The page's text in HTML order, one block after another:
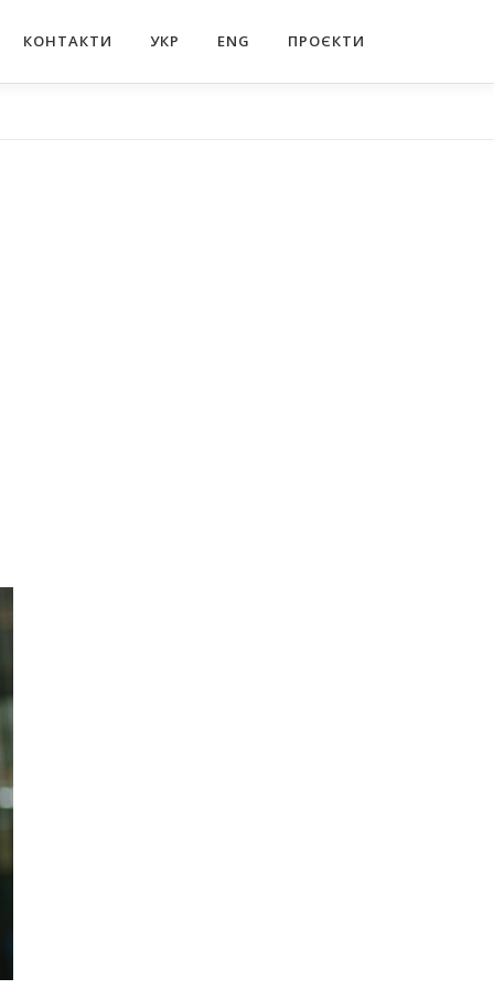
КОНТАКТИ УКР ENG ПРОЄКТИ